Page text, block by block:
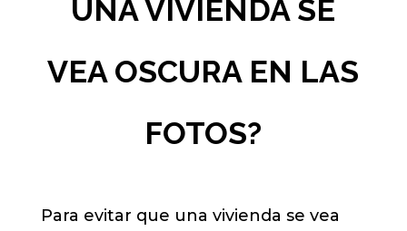
UNA VIVIENDA SE
VEA OSCURA EN LAS
FOTOS?
Para evitar que una vivienda se vea